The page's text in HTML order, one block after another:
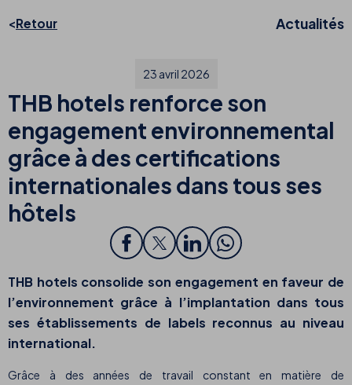
Retour Actualités
23 avril 2026
THB hotels renforce son
engagement environnemental
grâce à des certifications
internationales dans tous ses
hôtels
THB hotels consolide son engagement en faveur de
l’environnement grâce à l’implantation dans tous
ses établissements de labels reconnus au niveau
international.
Grâce à des années de travail constant en matière de